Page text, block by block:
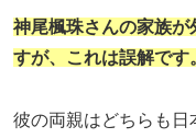
神尾楓珠さんの家族が
すが、これは誤解です
彼の両親はどちらも